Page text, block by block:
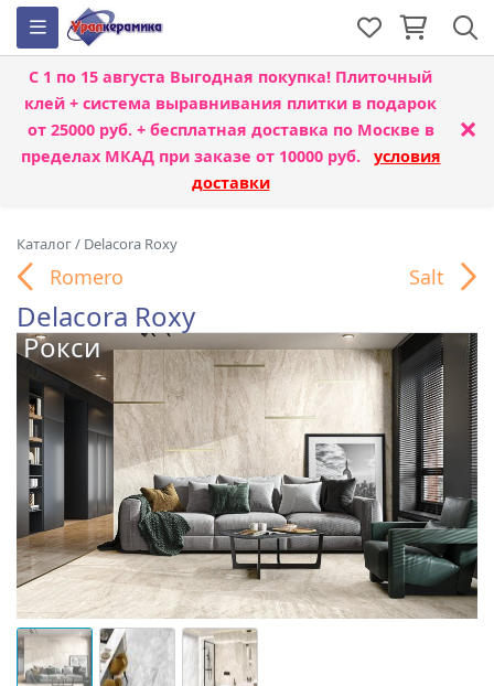
С 1 по 15 августа Выгодная покупка! Плиточный
клей + система выравнивания плитки в подарок
от 25000 руб. + бесплатная доставка по Москве в
пределах МКАД при заказе от 10000 руб. условия
доставки
×
Каталог/ Delacora Roxy
Romero Salt
Delacora Roxy
Рокси